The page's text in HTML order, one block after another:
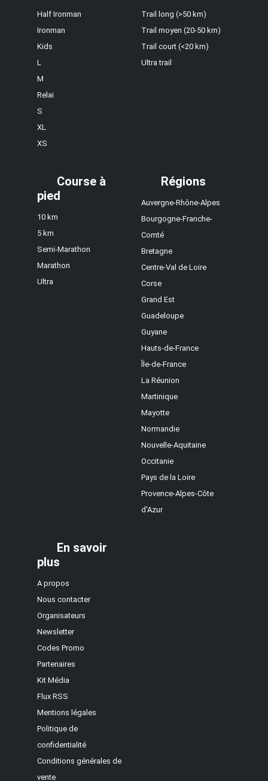
Half Ironman
Ironman
Kids
L
M
Relai
S
XL
XS
Trail long (>50 km)
Trail moyen (20-50 km)
Trail court (<20 km)
Ultra trail
Course à
pied
10 km
5 km
Semi-Marathon
Marathon
Ultra
Régions
Auvergne-Rhône-Alpes
Bourgogne-Franche-
Comté
Bretagne
Centre-Val de Loire
Corse
Grand Est
Guadeloupe
Guyane
Hauts-de-France
Île-de-France
La Réunion
Martinique
Mayotte
Normandie
Nouvelle-Aquitaine
Occitanie
Pays de la Loire
Provence-Alpes-Côte
d'Azur
En savoir
plus
A propos
Nous contacter
Organisateurs
Newsletter
Codes Promo
Partenaires
Kit Média
Flux RSS
Mentions légales
Politique de
confidentialité
Conditions générales de
vente